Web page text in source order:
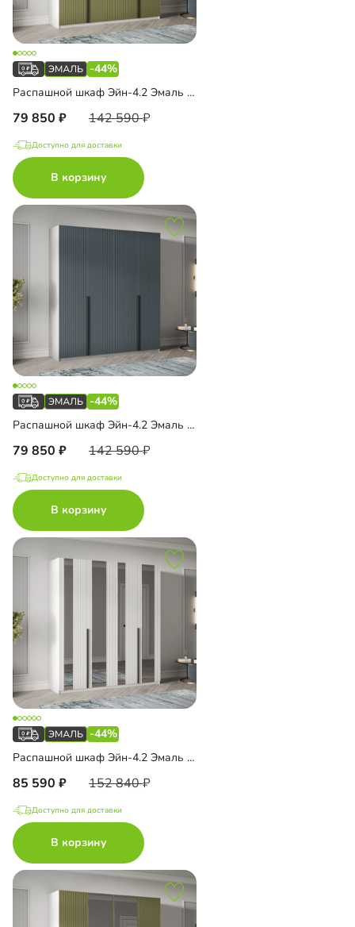
-44%
Распашной шкаф Эйн-4.2 Эмаль Декор 1
79 850 142 590
Доступно для доставки
В корзину
-44%
Распашной шкаф Эйн-4.2 Эмаль Декор 2
79 850 142 590
Доступно для доставки
В корзину
-44%
Распашной шкаф Эйн-4.2 Эмаль Декор 3
85 590 152 840
Доступно для доставки
В корзину